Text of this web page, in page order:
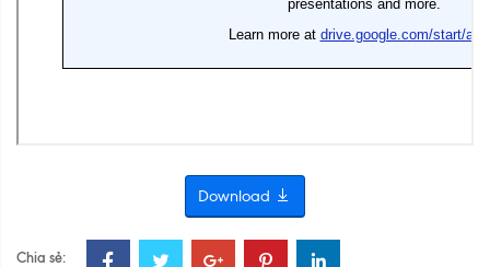
Download
Chia sẻ: